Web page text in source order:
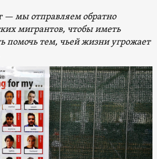
— мы отправляем обратно
мигрантов, чтобы иметь
помочь тем, чьей жизни угрожает